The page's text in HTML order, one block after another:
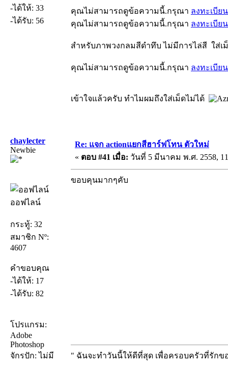
-ได้ให้: 33
-ได้รับ: 56
คุณไม่สามารถดูข้อความนี้.กรุณา ลงทะเบียน
คุณไม่สามารถดูข้อความนี้.กรุณา ลงทะเบียน
สำหรับภาพวงกลมสีดำทึบ ไม่มีการไล่สี ใส่เ
คุณไม่สามารถดูข้อความนี้.กรุณา ลงทะเบียน
เข้าใจแล้วครับ ทำไมผมถึงใส่เม็ดไม่ได้
chaylecter
Newbie
ออฟไลน์
กระทู้: 32
สมาชิก Nº:
4607
คำขอบคุณ
-ได้ให้: 17
-ได้รับ: 82
โปรแกรม:
Adobe
Photoshop
จักรปัก: ไม่มี
Re: แจก actionแยกสีฮาร์ฟโทน ตัวใหม่
« ตอบ #41 เมื่อ: วันที่ 5 มีนาคม พ.ศ. 2558,
ขอบคุนมากๆคับ
" ฉันจะทำวันนี้ให้ดีที่สุด เพื่อครอบครัวที่รักข